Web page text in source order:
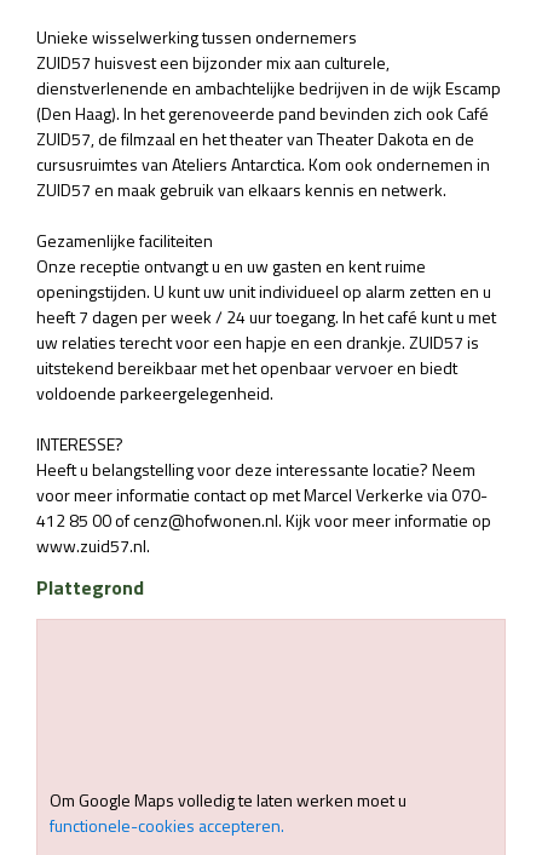
Unieke wisselwerking tussen ondernemers
ZUID57 huisvest een bijzonder mix aan culturele,
dienstverlenende en ambachtelijke bedrijven in de wijk Escamp
(Den Haag). In het gerenoveerde pand bevinden zich ook Café
ZUID57, de filmzaal en het theater van Theater Dakota en de
cursusruimtes van Ateliers Antarctica. Kom ook ondernemen in
ZUID57 en maak gebruik van elkaars kennis en netwerk.
Gezamenlijke faciliteiten
Onze receptie ontvangt u en uw gasten en kent ruime
openingstijden. U kunt uw unit individueel op alarm zetten en u
heeft 7 dagen per week / 24 uur toegang. In het café kunt u met
uw relaties terecht voor een hapje en een drankje. ZUID57 is
uitstekend bereikbaar met het openbaar vervoer en biedt
voldoende parkeergelegenheid.
INTERESSE?
Heeft u belangstelling voor deze interessante locatie? Neem
voor meer informatie contact op met Marcel Verkerke via 070-
412 85 00 of cenz@hofwonen.nl. Kijk voor meer informatie op
www.zuid57.nl.
Plattegrond
Om Google Maps volledig te laten werken moet u
functionele-cookies accepteren.